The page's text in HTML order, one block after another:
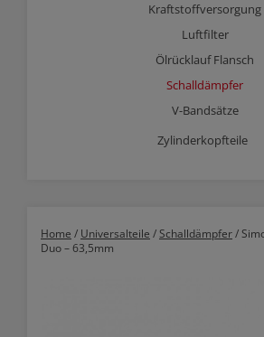
Kraftstoffversorgung
Luftfilter
Ölrücklauf Flansch
Schalldämpfer
V-Bandsätze
Zylinderkopfteile
Home / Universalteile /Schalldämpfer/
Duo – 63,5mm